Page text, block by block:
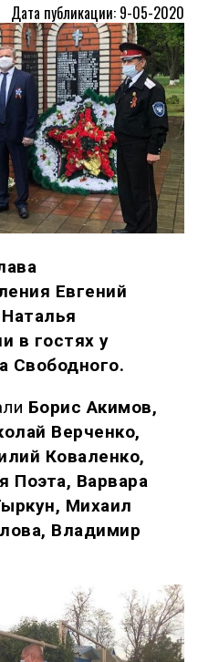
Дата публикации: 9-05-2020
Евгений
в гостях у
Свободного.
Борис Акимов,
Верченко,
Коваленко,
Поэта, Варвара
Михаил
Владимир